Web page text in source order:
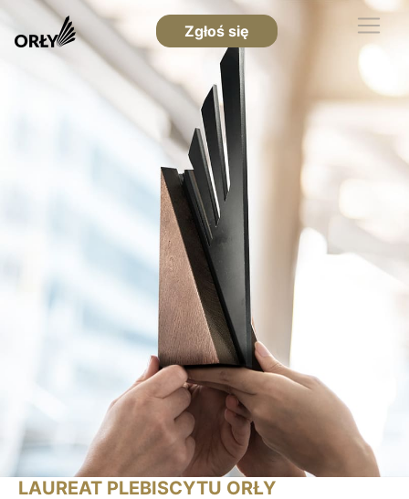
Zgłoś się
LAUREAT PLEBISCYTU ORŁY